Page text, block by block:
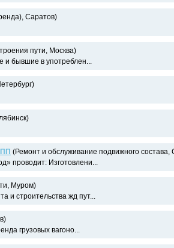
Саратов)
пути, Москва)
и бывшие в употреблен...
(Ремонт и обслуживание подвижного состава,
проводит: Изготовлени...
Муром)
и строительства жд пут...
грузовых вагоно...